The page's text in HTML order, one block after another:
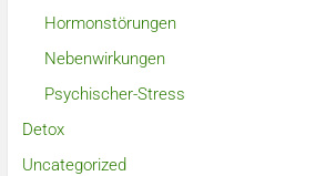
Hormonstörungen
Nebenwirkungen
Psychischer-Stress
Detox
Uncategorized